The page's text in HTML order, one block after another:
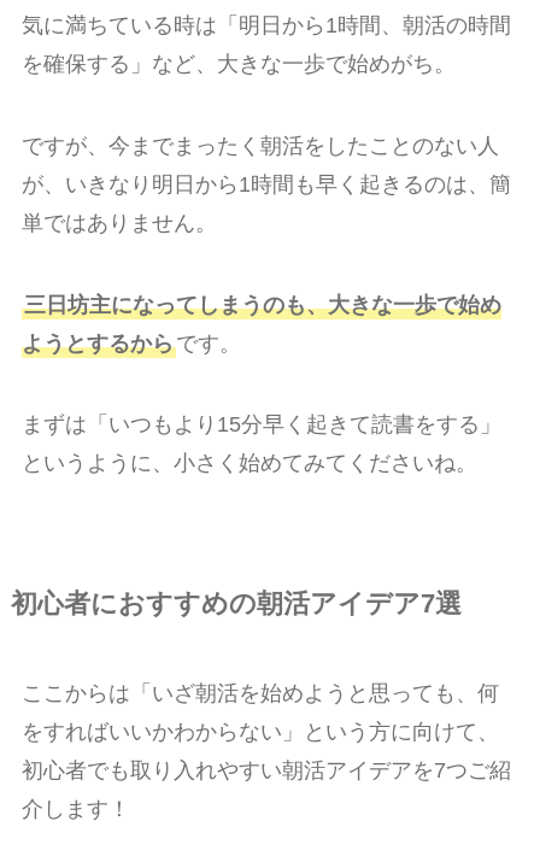
気に満ちている時は「明日から1時間、朝活の時間
を確保する」など、大きな一歩で始めがち。
ですが、今までまったく朝活をしたことのない人
が、いきなり明日から1時間も早く起きるのは、簡
単ではありません。
三日坊主になってしまうのも、大きな一歩で始め
ようとするからです。
まずは「いつもより15分早く起きて読書をする」
というように、小さく始めてみてくださいね。
初心者におすすめの朝活アイデア7選
ここからは「いざ朝活を始めようと思っても、何
をすればいいかわからない」という方に向けて、
初心者でも取り入れやすい朝活アイデアを7つご紹
介します！